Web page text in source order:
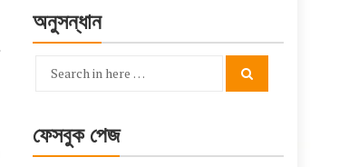
অনুসন্ধান
Search
ফেসবুক পেজ